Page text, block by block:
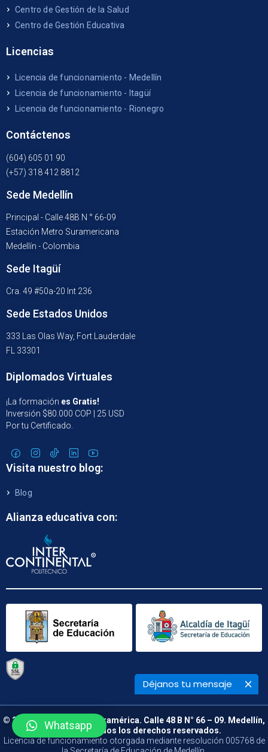
Déjanos tu mensaje
Centro de Gestión de la Salud
Centro de Gestión Educativa
Licencias
Licencia de funcionamiento - Medellín
Licencia de funcionamiento - Itagüí
Licencia de funcionamiento - Rionegro
Contáctenos
(604) 605 01 90
(+57) 318 412 8812
Sede Medellín
Principal - Calle 48B N ° 66-09
Estación Metro Suramericana
Medellín - Colombia
Sede Itagüí
Cra. 49 #50a-20 Int 236
Sede Estados Unidos
333 Las Olas Way, Fort Lauderdale
FL 33301
Diplomados Virtuales
¡La formación es Gratis!
Inversión $80.000 COP | 25 USD
Por tu Certificado.
Visita nuestro blog:
Blog
Alianza educativa con:
© 2026 Politécnico de Suramérica. Calle 48 B N° 66 – 09. Medellín,
Colombia. Todos los derechos reservados.
Licencia de funcionamiento otorgada mediante resolución 005768 de
Whatsapp